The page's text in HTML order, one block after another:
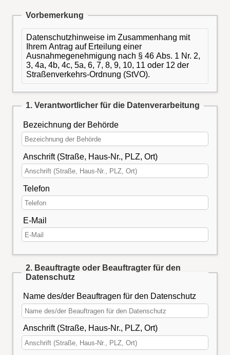
Vorbemerkung
Datenschutzhinweise im Zusammenhang mit
Ihrem Antrag auf Erteilung einer
Ausnahmegenehmigung nach § 46 Abs. 1 Nr. 2,
3, 4a, 4b, 4c, 5a, 6, 7, 8, 9, 10, 11 oder 12 der
Straßenverkehrs-Ordnung (StVO).
1. Verantwortlicher für die Datenverarbeitung
Bezeichnung der Behörde
Anschrift (Straße, Haus-Nr., PLZ, Ort)
Telefon
E-Mail
2. Beauftragte oder Beauftragter für den
Datenschutz
Name des/der Beauftragen für den Datenschutz
Anschrift (Straße, Haus-Nr., PLZ, Ort)